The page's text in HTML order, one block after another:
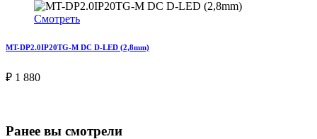
Смотреть
MT-DP2.0IP20TG-M DC D-LED (2,8mm)
₽ 1 880
Ранее вы смотрели